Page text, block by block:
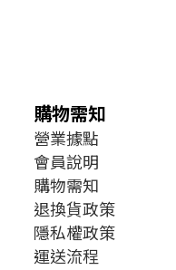
購物需知
營業據點
會員說明
購物需知
退換貨政策
隱私權政策
運送流程